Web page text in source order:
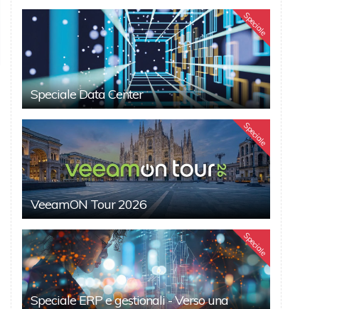
Speciale
Speciale Data Center
Speciale
VeeamON Tour 2026
Speciale
Speciale ERP e gestionali - Verso una